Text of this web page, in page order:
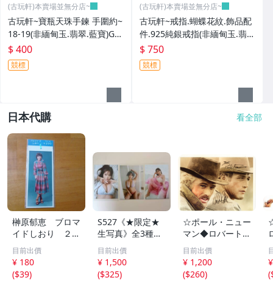
(古玩軒)本賣場並無分店~
古玩軒~寶瓶天珠手鍊 手圍約~
18-19(非緬甸玉.翡翠.藍寶)GG
G112
$ 400
競標
(古玩軒)本賣場並無分店~
古玩軒~戒指.蝴蝶花紋.飾品配
件.925純銀戒指(非緬甸玉.翡
翠.藍寶)GGG111
$ 750
競標
日本代購 看全部
榊原郁恵 ブロマ
イドしおり ２枚
組 レトロ 送料
１１０円 未開封
目前出價
¥ 180
($39)
S527《★限定★
生写真》全3種セ
ット【井口裕香】
FLASH（フラッシ
ュ）2026年8月18
日・25日合併号
目前出價
¥ 1,500
($325)
☆ポール・ニュー
マン◆ロバート・
レッドフォード◆
サイン入り写真◆
30x20㎝☆
目前出價
¥ 1,200
($260)
(